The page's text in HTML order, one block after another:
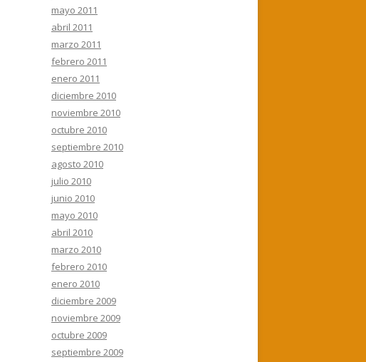
mayo 2011
abril 2011
marzo 2011
febrero 2011
enero 2011
diciembre 2010
noviembre 2010
octubre 2010
septiembre 2010
agosto 2010
julio 2010
junio 2010
mayo 2010
abril 2010
marzo 2010
febrero 2010
enero 2010
diciembre 2009
noviembre 2009
octubre 2009
septiembre 2009